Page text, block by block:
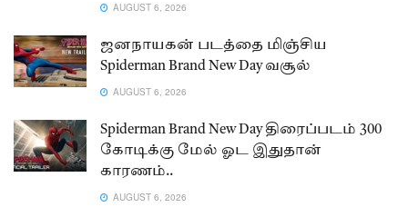
AUGUST 6, 2026
ஜனநாயகன் படத்தை மிஞ்சிய
Spiderman Brand New Day வசூல்
AUGUST 6, 2026
Spiderman Brand New Day திரைப்படம் 300
கோடிக்கு மேல் ஓட இதுதான்
காரணம்..
AUGUST 6, 2026